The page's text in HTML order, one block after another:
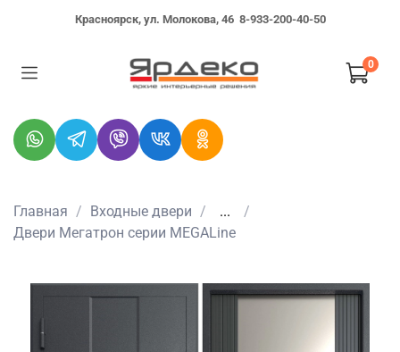
Красноярск, ул. Молокова, 46 8-933-200-40-50
0
Главная Входные двери
...
Двери Мегатрон серии MEGALine